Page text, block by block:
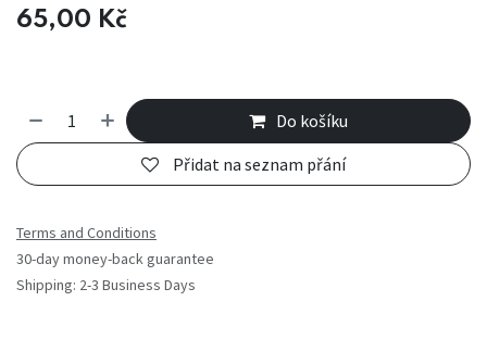
65,00 Kč
Do košíku
Přidat na seznam přání
Terms and Conditions
30-day money-back guarantee
Shipping: 2-3 Business Days